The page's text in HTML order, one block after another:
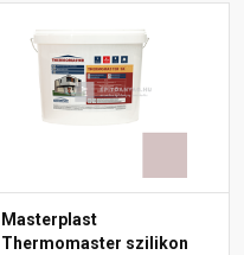
Masterplast
Thermomaster szilikon